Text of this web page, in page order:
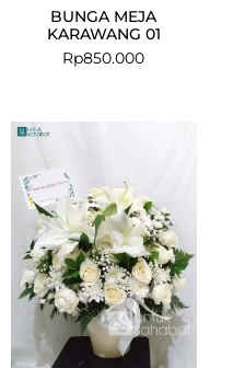
BUNGA MEJA
KARAWANG 01
Rp850.000